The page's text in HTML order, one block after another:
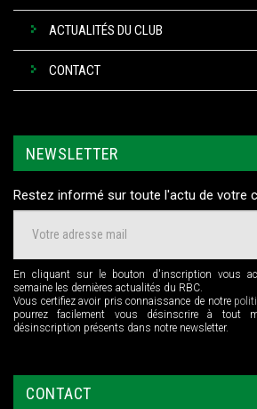
ACTUALITÉS DU CLUB
CONTACT
NEWSLETTER
Restez informé sur toute l'actu de votre
En cliquant sur le bouton d'inscription vous
semaine les dernières actualités du RBC.
Vous certifiez avoir pris connaissance de notre
pourrez facilement vous désinscrire à tout
désinscription présents dans notre newsletter.
CONTACT